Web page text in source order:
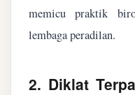
memicu praktik
lembaga peradilan.
2. Diklat